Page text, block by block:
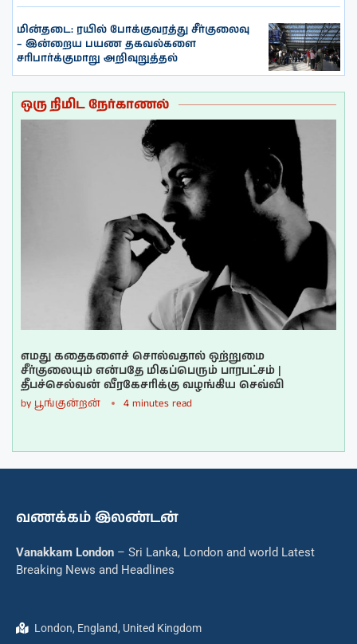
மின்தடை: ரயில் போக்குவரத்து சீர்குலைவு
– இன்றைய பயண தகவல்களை
சரிபார்க்குமாறு அறிவுறுத்தல்
ஒரு நிமிட நேர்காணல்
எமது கதைகளைச் சொல்வதால் ஒற்றுமை
சீர்குலையும் என்பதே மிகப்பெரும் பாரபட்சம் |
தீபச்செல்வன் வீரகேசரிக்கு வழங்கிய செவ்வி
by பூங்குன்றன் 4 minutes read
வணக்கம் இலண்டன்
Vanakkam London – Sri Lanka, London and world Latest
Breaking News and Headlines
London, England, United Kingdom